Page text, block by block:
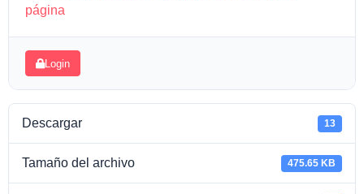
página
Login
Descargar 13
Tamaño del archivo 475.65 KB